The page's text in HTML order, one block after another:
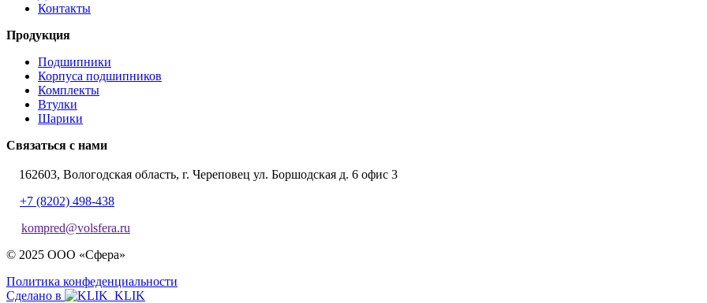
Контакты
Продукция
Подшипники
Корпуса подшипников
Комплекты
Втулки
Шарики
Связаться с нами
162603, Вологодская область, г. Череповец ул. Боршодская д. 6 офис 3
+7 (8202) 498-438
kompred@volsfera.ru
© 2025 ООО «Сфера»
Политика конфеденциальности
Сделано в